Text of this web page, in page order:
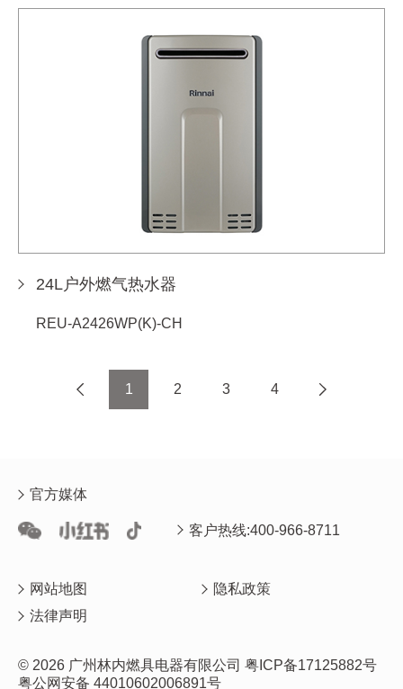
24L户外燃气热水器
REU-A2426WP(K)-CH
1 2 3 4
官方媒体
客户热线:400-966-8711
网站地图
隐私政策
法律声明
© 2026 广州林内燃具电器有限公司 粤ICP备17125882号
粤公网安备 44010602006891号